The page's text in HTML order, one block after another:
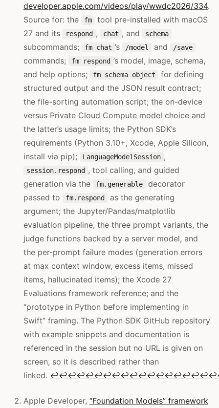
developer.apple.com/videos/play/wwdc2026/334.
Source for: the
fm
tool pre-installed with macOS
27 and its
respond , chat , and schema
subcommands; fm chat ’s /model and /save
commands; fm respond ’s model, image, schema,
and help options;
fm schema object
for defining
structured output and the JSON result contract;
the file-sorting automation script; the on-device
versus Private Cloud Compute model choice and
the latter’s usage limits; the Python SDK’s
requirements (Python 3.10+, Xcode, Apple Silicon,
install via pip);
LanguageModelSession ,
session.respond , tool calling, and guided
generation via the
fm.generable
decorator
passed to
fm.respond
as the generating
argument; the Jupyter/Pandas/matplotlib
evaluation pipeline, the three prompt variants, the
judge functions backed by a server model, and
the per-prompt failure modes (generation errors
at max context window, excess items, missed
items, hallucinated items); the Xcode 27
Evaluations framework reference; and the
“prototype in Python before implementing in
Swift” framing. The Python SDK GitHub repository
with example snippets and documentation is
referenced in the session but no URL is given on
screen, so it is described rather than
linked. ↩↩↩↩↩↩↩↩↩↩↩↩↩↩↩↩↩↩↩
Apple Developer, “Foundation Models” framework